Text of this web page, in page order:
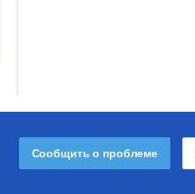
Сообщить о проблеме